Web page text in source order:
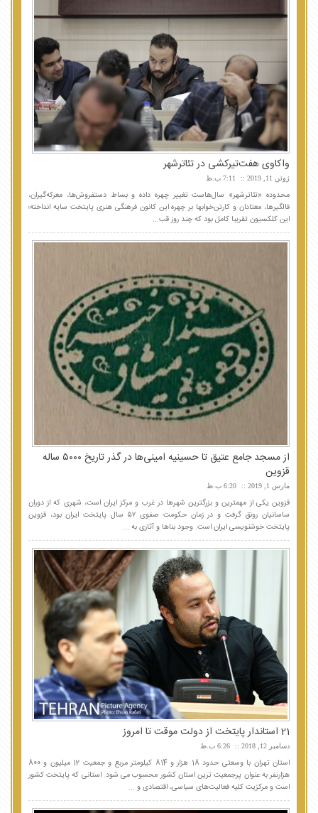
واکاوی هفت‌تیرکشی در تئاترشهر
ژوئن 11, 2019 7:11 ب.ظ
محدوده «تئاترشهر» سال‌هاست تغییر چهره داده و بساط دستفروش‌ها، معرکه‌گیران،
فالگیرها، معتادان و کارتن‌خوابها بر چهره این کانون فرهنگی هنری پایتخت سایه انداخته؛
این کلکسیون تقریبا کامل بود که چند روز قب...
از مسجد جامع عتیق تا حسینیه امینی‌ها در گذر تاریخ ۵٠٠٠ ساله
قزوین
مارس 1, 2019 6:20 ب.ظ
قزوین یکی از مهمترین و بزرگترین شهرها در غرب و مرکز ایران است، شهری که از دوران
ساسانیان رونق گرفت و در زمان حکومت صفوی ۵۷ سال پایتخت ایران بود، قزوین
پایتخت خوشنویسی ایران است. وجود بناها و آثاری به ...
21 استاندار پایتخت از دولت موقت تا امروز
دسامبر 12, 2018 6:26 ب.ظ
استان تهران با وسعتی حدود 18 هزار و 814 کیلومتر مربع و جمعیت 12 میلیون و 800
هزارنفر به عنوان پرجمعیت ترین استان کشور محسوب می شود. استانی که پایتخت کشور
است و مرکزیت کلیه فعالیت‌های سیاسی، اقتصادی و ...